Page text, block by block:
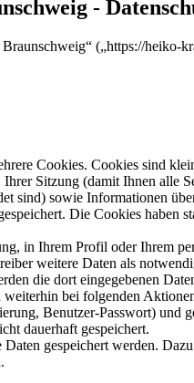
-
(„https://
Cookies. Cookies sind
Sitzung (damit Ihnen
sind) sowie Informationen
Die Cookies
in Ihrem Profil oder Ihrem
weitere Daten als
die dort eingegebenen
bei folgenden
Benutzer-Passwort)
dauerhaft gespeichert.
gespeichert werden.